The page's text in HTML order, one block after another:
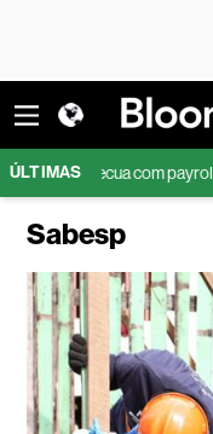
ÚLTIMAS
com payroll Petrobras
Sabesp